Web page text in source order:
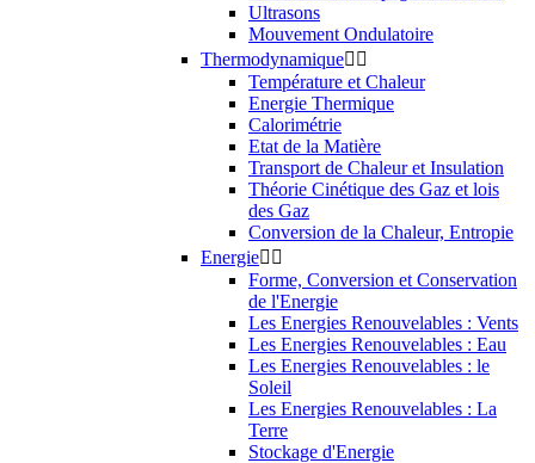
Ultrasons
Mouvement Ondulatoire
Thermodynamique 
Température et Chaleur
Energie Thermique
Calorimétrie
Etat de la Matière
Transport de Chaleur et Insulation
Théorie Cinétique des Gaz et lois
des Gaz
Conversion de la Chaleur, Entropie
Energie 
Forme, Conversion et Conservation
de l'Energie
Les Energies Renouvelables : Vents
Les Energies Renouvelables : Eau
Les Energies Renouvelables : le
Soleil
Les Energies Renouvelables : La
Terre
Stockage d'Energie